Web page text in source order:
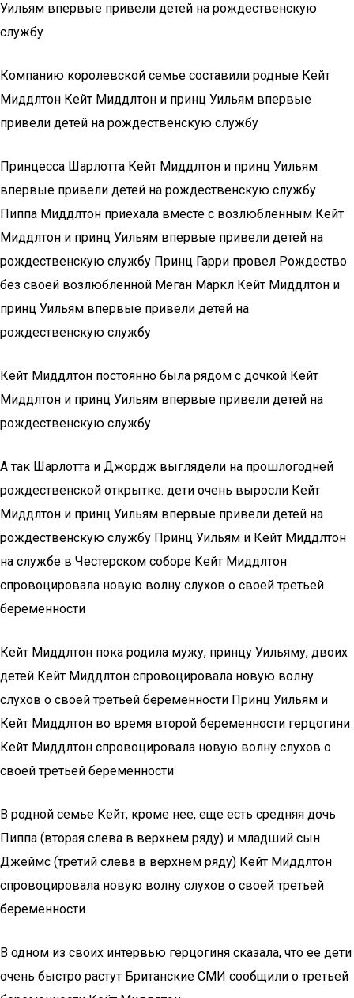
Уильям впервые привели детей на рождественскую
службу
Компанию королевской семье составили родные Кейт
Миддлтон Кейт Миддлтон и принц Уильям впервые
привели детей на рождественскую службу
Принцесса Шарлотта Кейт Миддлтон и принц Уильям
впервые привели детей на рождественскую службу
Пиппа Миддлтон приехала вместе с возлюбленным Кейт
Миддлтон и принц Уильям впервые привели детей на
рождественскую службу Принц Гарри провел Рождество
без своей возлюбленной Меган Маркл Кейт Миддлтон и
принц Уильям впервые привели детей на
рождественскую службу
Кейт Миддлтон постоянно была рядом с дочкой Кейт
Миддлтон и принц Уильям впервые привели детей на
рождественскую службу
А так Шарлотта и Джордж выглядели на прошлогодней
рождественской открытке. дети очень выросли Кейт
Миддлтон и принц Уильям впервые привели детей на
рождественскую службу Принц Уильям и Кейт Миддлтон
на службе в Честерском соборе Кейт Миддлтон
спровоцировала новую волну слухов о своей третьей
беременности
Кейт Миддлтон пока родила мужу, принцу Уильяму, двоих
детей Кейт Миддлтон спровоцировала новую волну
слухов о своей третьей беременности Принц Уильям и
Кейт Миддлтон во время второй беременности герцогини
Кейт Миддлтон спровоцировала новую волну слухов о
своей третьей беременности
В родной семье Кейт, кроме нее, еще есть средняя дочь
Пиппа (вторая слева в верхнем ряду) и младший сын
Джеймс (третий слева в верхнем ряду) Кейт Миддлтон
спровоцировала новую волну слухов о своей третьей
беременности
В одном из своих интервью герцогиня сказала, что ее дети
очень быстро растут Британские СМИ сообщили о третьей